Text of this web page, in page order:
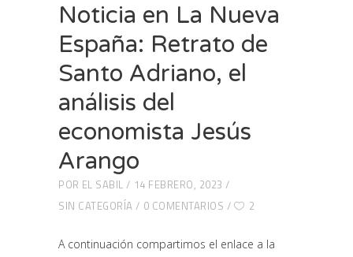
Noticia en La Nueva
España: Retrato de
Santo Adriano, el
análisis del
economista Jesús
Arango
POR EL SABIL
14 FEBRERO, 2023
SIN CATEGORÍA
0 COMENTARIOS 2
A continuación compartimos el enlace a la